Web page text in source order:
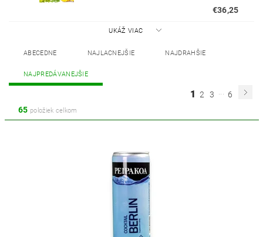
€36,25
UKÁŽ VIAC
ABECEDNE NAJLACNEJŠIE NAJDRAHŠIE
NAJPREDÁVANEJŠIE
1 2 3 ... 6
65 položiek celkom